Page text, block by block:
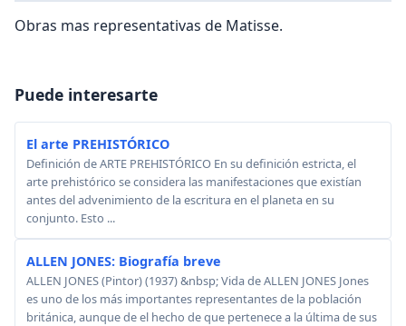
Obras mas representativas de Matisse.
Puede interesarte
El arte PREHISTÓRICO
Definición de ARTE PREHISTÓRICO En su definición estricta, el
arte prehistórico se considera las manifestaciones que existían
antes del advenimiento de la escritura en el planeta en su
conjunto. Esto ...
ALLEN JONES: Biografía breve
ALLEN JONES (Pintor) (1937) &nbsp; Vida de ALLEN JONES Jones
es uno de los más importantes representantes de la población
británica, aunque de el hecho de que pertenece a la última de sus